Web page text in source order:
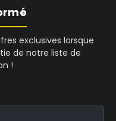
exclusives lorsque
de notre liste de
!